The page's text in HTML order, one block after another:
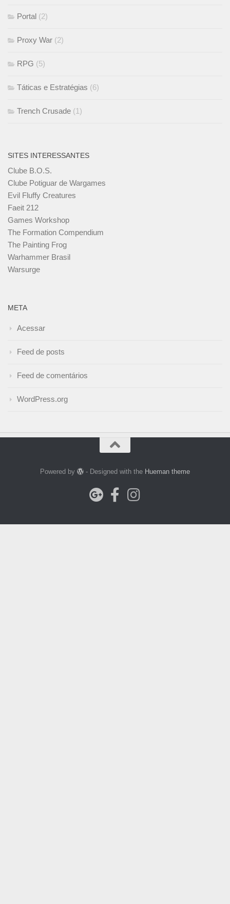
Portal (2)
Proxy War (2)
RPG (5)
Táticas e Estratégias (6)
Trench Crusade (1)
SITES INTERESSANTES
Clube B.O.S.
Clube Potiguar de Wargames
Evil Fluffy Creatures
Faeit 212
Games Workshop
The Formation Compendium
The Painting Frog
Warhammer Brasil
Warsurge
META
Acessar
Feed de posts
Feed de comentários
WordPress.org
Powered by - Designed with the Hueman theme